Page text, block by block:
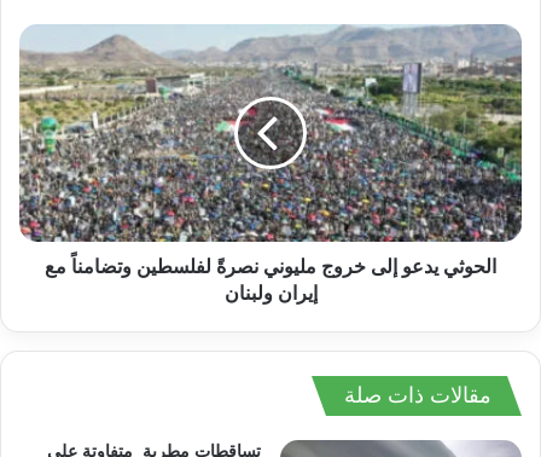
الحوثي يدعو إلى خروج مليوني نصرةً لفلسطين وتضامناً مع
إيران ولبنان
مقالات ذات صلة
تساقطات مطرية متفاوتة على